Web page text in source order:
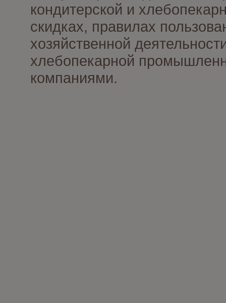
кондитерской и
скидках, правилах
хозяйственной
хлебопекарной
компаниями.